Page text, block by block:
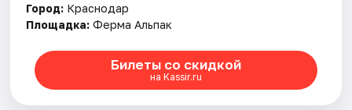
Город: Краснодар
Площадка: Ферма Альпак
Билеты со скидкой
на Kassir.ru